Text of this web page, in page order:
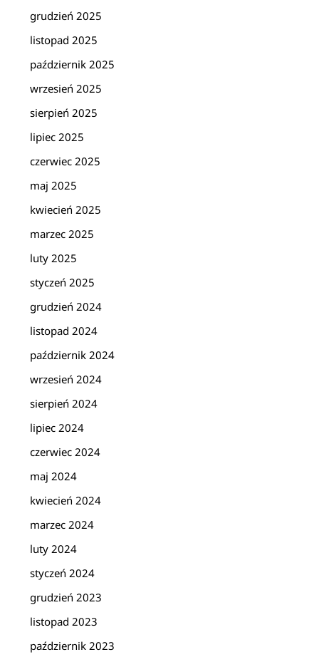
grudzień 2025
listopad 2025
październik 2025
wrzesień 2025
sierpień 2025
lipiec 2025
czerwiec 2025
maj 2025
kwiecień 2025
marzec 2025
luty 2025
styczeń 2025
grudzień 2024
listopad 2024
październik 2024
wrzesień 2024
sierpień 2024
lipiec 2024
czerwiec 2024
maj 2024
kwiecień 2024
marzec 2024
luty 2024
styczeń 2024
grudzień 2023
listopad 2023
październik 2023